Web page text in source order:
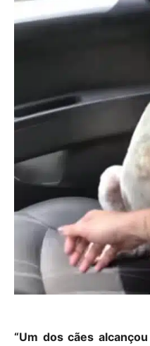
“Um dos cães